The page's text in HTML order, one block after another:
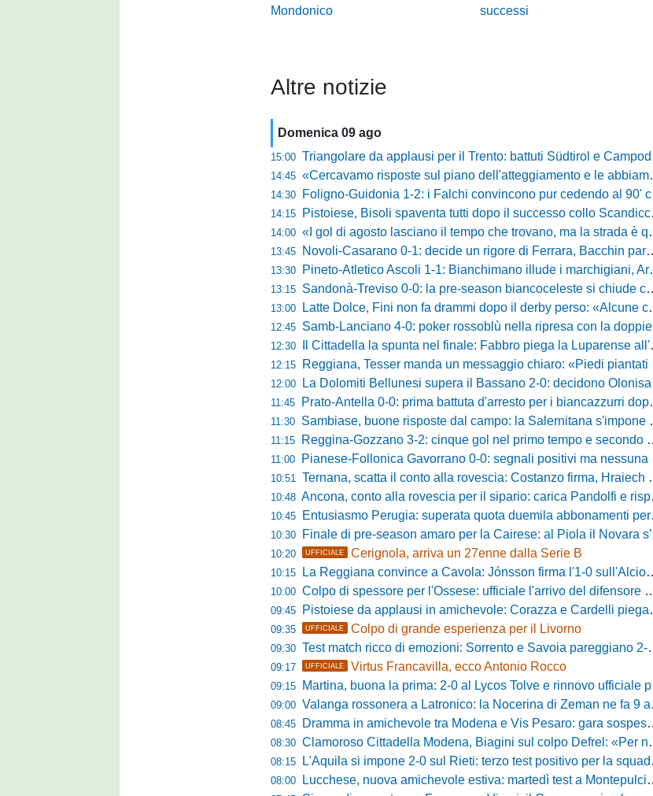
Mondonico
successi
Altre notizie
Domenica 09 ago
15:00 Triangolare da applausi per il Trento: battuti Südtirol e Campodarsego, Tabbiani sorride
14:45 «Cercavamo risposte sul piano dell'atteggiamento e le abbiamo avute»: Bernardini promuove i suoi e lancia la sfida al Taranto
14:30 Foligno-Guidonia 1-2: i Falchi convincono pur cedendo al 90' contro i laziali
14:15 Pistoiese, Bisoli spaventa tutti dopo il successo collo Scandicci: «Non possiamo fare un secondo tempo così, solo una cosa viene prima di questa maglia»
14:00 «I gol di agosto lasciano il tempo che trovano, ma la strada è quella giusta»: Alma fa volare la Reggina e carica l'ambiente
13:45 Novoli-Casarano 0-1: decide un rigore di Ferrara, Bacchin para un penalty nel primo tempo
13:30 Pineto-Atletico Ascoli 1-1: Bianchimano illude i marchigiani, Ardizzone salva i biancazzurri nel finale
13:15 Sandonà-Treviso 0-0: la pre-season biancoceleste si chiude con un pareggio senza reti
13:00 Latte Dolce, Fini non fa drammi dopo il derby perso: «Alcune cose non mi sono piaciute, ma siamo sulla strada giusta»
12:45 Samb-Lanciano 4-0: poker rossoblù nella ripresa con la doppietta di Faggioli e i gol di Candellori e Perrotta
12:30 Il Cittadella la spunta nel finale: Fabbro piega la Luparense all'88'
12:15 Reggiana, Tesser manda un messaggio chiaro: «Piedi piantati a terra, ma la crescita è evidente»
12:00 La Dolomiti Bellunesi supera il Bassano 2-0: decidono Olonisakin e Mondonico
11:45 Prato-Antella 0-0: prima battuta d'arresto per i biancazzurri dopo tre successi
11:30 Sambiase, buone risposte dal campo: la Salernitana s'impone di misura 2-1
11:15 Reggina-Gozzano 3-2: cinque gol nel primo tempo e secondo successo per la squadra di Marchionni
11:00 Pianese-Follonica Gavorrano 0-0: segnali positivi ma nessuna rete nell'ultimo collaudo
10:51 Ternana, scatta il conto alla rovescia: Costanzo firma, Hraiech vicino e nel pomeriggio c'è l'amichevole
10:48 Ancona, conto alla rovescia per il sipario: carica Pandolfi e risposta da record degli abbonati
10:45 Entusiasmo Perugia: superata quota duemila abbonamenti per il prossimo campionato
10:30 Finale di pre-season amaro per la Cairese: al Piola il Novara s’impone 2-0 con super Valdesi
10:20 UFFICIALE Cerignola, arriva un 27enne dalla Serie B
10:15 La Reggiana convince a Cavola: Jónsson firma l'1-0 sull'Alcione Milano
10:00 Colpo di spessore per l'Ossese: ufficiale l'arrivo del difensore Riccardo Idda
09:45 Pistoiese da applausi in amichevole: Corazza e Cardelli piegano lo Scandicci per 1-0
09:35 UFFICIALE Colpo di grande esperienza per il Livorno
09:30 Test match ricco di emozioni: Sorrento e Savoia pareggiano 2-2 in amichevole
09:17 UFFICIALE Virtus Francavilla, ecco Antonio Rocco
09:15 Martina, buona la prima: 2-0 al Lycos Tolve e rinnovo ufficiale per Llanos
09:00 Valanga rossonera a Latronico: la Nocerina di Zeman ne fa 9 all'Atletico Agromonte
08:45 Dramma in amichevole tra Modena e Vis Pesaro: gara sospesa per il grave infortunio di Sersanti
08:30 Clamoroso Cittadella Modena, Biagini sul colpo Defrel: «Per noi rappresenta un sogno, a volte si realizzano»
08:15 L'Aquila si impone 2-0 sul Rieti: terzo test positivo per la squadra di Andreucci
08:00 Lucchese, nuova amichevole estiva: martedì test a Montepulciano contro il Taranto